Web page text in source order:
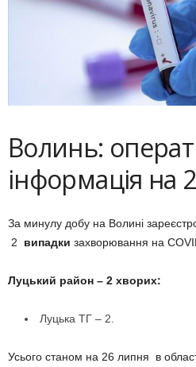
Волинь:
інформація на
За минулу добу на Волині
2 випадки захворювання на
Луцький район – 2 хворих:
Луцька ТГ – 2.
Усього станом на 26 липня в